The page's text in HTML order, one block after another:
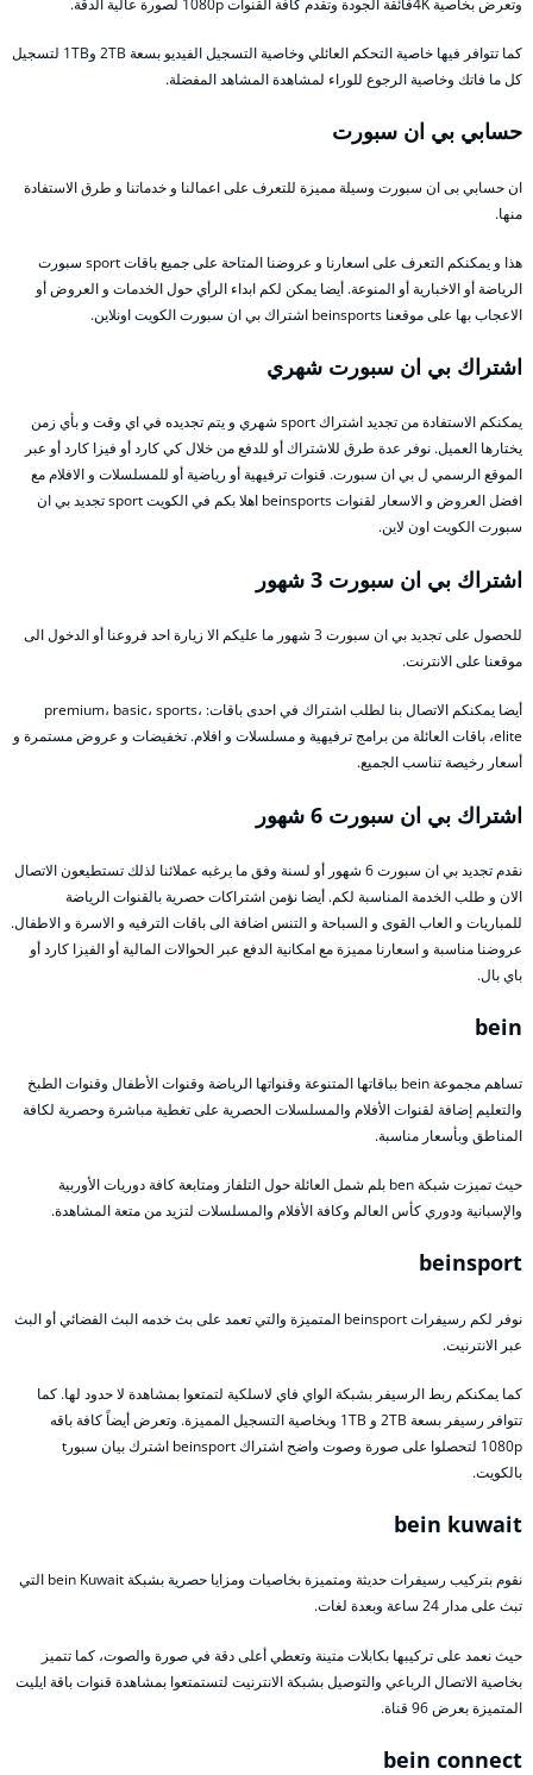
كما تتوافر فيها خاصية التحكم العائلي وخاصية التسجيل الفيديو بسعة 2TB و1TB لتسجيل
كل ما فاتك وخاصية الرجوع للوراء لمشاهدة المشاهد المفضلة.
حسابي بي ان سبورت
ان حسابي بى ان سبورت وسيلة مميزة للتعرف على اعمالنا و خدماتنا و طرق الاستفادة
منها.
هذا و يمكنكم التعرف على اسعارنا و عروضنا المتاحة على جميع باقات sport سبورت
الرياضة أو الاخبارية أو المنوعة. أيضا يمكن لكم ابداء الرأي حول الخدمات و العروض أو
الاعجاب بها على موقعنا beinsports اشتراك بي ان سبورت الكويت اونلاين.
اشتراك بي ان سبورت شهري
يمكنكم الاستفادة من تجديد اشتراك sport شهري و يتم تجديده في اي وقت و بأي زمن
يختارها العميل. نوفر عدة طرق للاشتراك أو للدفع من خلال كي كارد أو فيزا كارد أو عبر
الموقع الرسمي ل بي ان سبورت. قنوات ترفيهية أو رياضية أو للمسلسلات و الافلام مع
افضل العروض و الاسعار لقنوات beinsports اهلا بكم في الكويت sport تجديد بي ان
سبورت الكويت اون لاين.
اشتراك بي ان سبورت 3 شهور
للحصول على تجديد بي ان سبورت 3 شهور ما عليكم الا زيارة احد فروعنا أو الدخول الى
موقعنا على الانترنت.
أيضا يمكنكم الاتصال بنا لطلب اشتراك في احدى باقات: premium، basic، sports،
elite، باقات العائلة من برامج ترفيهية و مسلسلات و افلام. تخفيضات و عروض مستمرة و
أسعار رخيصة تناسب الجميع.
اشتراك بي ان سبورت 6 شهور
نقدم تجديد بي ان سبورت 6 شهور أو لسنة وفق ما يرغبه عملائنا لذلك تستطيعون الاتصال
الان و طلب الخدمة المناسبة لكم. أيضا نؤمن اشتراكات حصرية بالقنوات الرياضة
للمباريات و العاب القوى و السباحة و التنس اضافة الى باقات الترفيه و الاسرة و الاطفال.
عروضنا مناسبة و اسعارنا مميزة مع امكانية الدفع عبر الحوالات المالية أو الفيزا كارد أو
باي بال.
bein
تساهم مجموعة bein بباقاتها المتنوعة وقنواتها الرياضة وقنوات الأطفال وقنوات الطبخ
والتعليم إضافة لقنوات الأفلام والمسلسلات الحصرية على تغطية مباشرة وحصرية لكافة
المناطق وبأسعار مناسبة.
حيث تميزت شبكة ben بلم شمل العائلة حول التلفاز ومتابعة كافة دوريات الأوربية
والإسبانية ودوري كأس العالم وكافة الأفلام والمسلسلات لتزيد من متعة المشاهدة.
beinsport
نوفر لكم رسيفرات beinsport المتميزة والتي تعمد على بث خدمه البث الفضائي أو البث
عبر الانترنيت.
كما يمكنكم ربط الرسيفر بشبكة الواي فاي لاسلكية لتمتعوا بمشاهدة لا حدود لها. كما
تتوافر رسيفر بسعة 2TB و 1TB وبخاصية التسجيل المميزة. وتعرض أيضاً كافة باقه
1080p لتحصلوا على صورة وصوت واضح اشتراك beinsport اشترك بيان سبورt
بالكويت.
bein kuwait
نقوم بتركيب رسيفرات حديثة ومتميزة بخاصيات ومزايا حصرية بشبكة bein Kuwait التي
تبث على مدار 24 ساعة وبعدة لغات.
حيث نعمد على تركيبها بكابلات متينة وتعطي أعلى دقة في صورة والصوت، كما تتميز
بخاصية الاتصال الرباعي والتوصيل بشبكة الانترنيت لتستمتعوا بمشاهدة قنوات باقة ايليت
المتميزة بعرض 96 قناة.
bein connect